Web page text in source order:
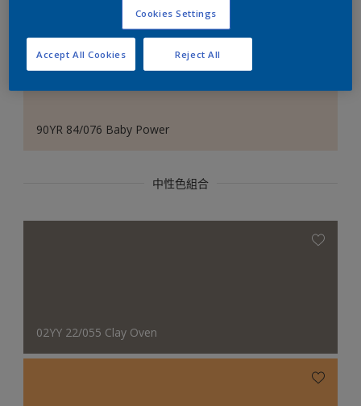
90YR 84/076 Baby Power
中性色組合
02YY 22/055 Clay Oven
Cookies Settings
Reject All
Accept All Cookies